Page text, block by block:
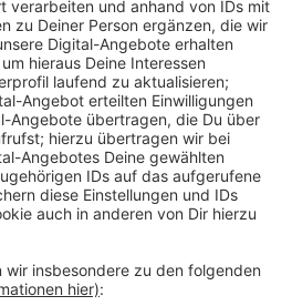
oder anderen gemeinnützigen
engagieren. Das meldet die
können sich bei der
und die versucht dann,
Bei einem
gibt es Informationen über
Tätigkeiten und eine
Borken hält ihre Sprechstunde
Neutor 3. Weitere